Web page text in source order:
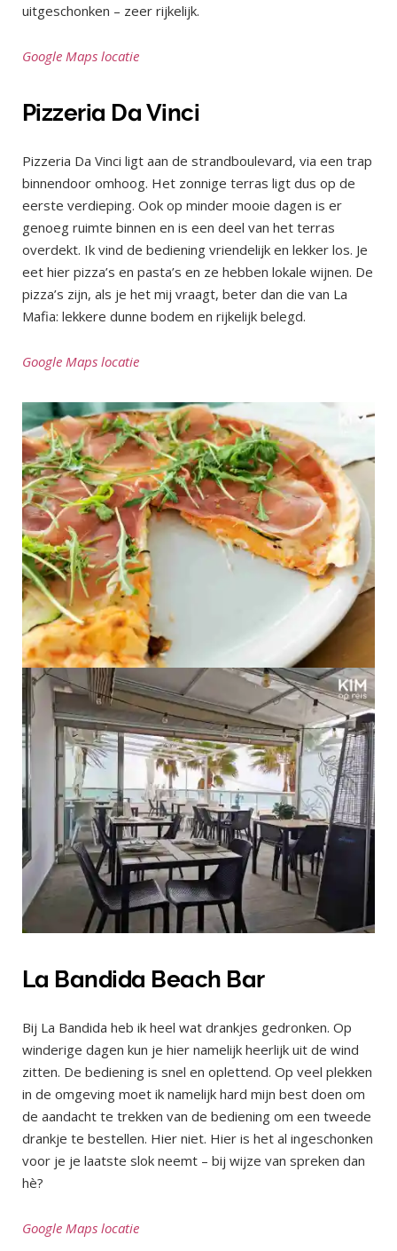
uitgeschonken – zeer rijkelijk.
Google Maps locatie
Pizzeria Da Vinci
Pizzeria Da Vinci ligt aan de strandboulevard, via een trap
binnendoor omhoog. Het zonnige terras ligt dus op de
eerste verdieping. Ook op minder mooie dagen is er
genoeg ruimte binnen en is een deel van het terras
overdekt. Ik vind de bediening vriendelijk en lekker los. Je
eet hier pizza’s en pasta’s en ze hebben lokale wijnen. De
pizza’s zijn, als je het mij vraagt, beter dan die van La
Mafia: lekkere dunne bodem en rijkelijk belegd.
Google Maps locatie
La Bandida Beach Bar
Bij La Bandida heb ik heel wat drankjes gedronken. Op
winderige dagen kun je hier namelijk heerlijk uit de wind
zitten. De bediening is snel en oplettend. Op veel plekken
in de omgeving moet ik namelijk hard mijn best doen om
de aandacht te trekken van de bediening om een tweede
drankje te bestellen. Hier niet. Hier is het al ingeschonken
voor je je laatste slok neemt – bij wijze van spreken dan
hè?
Google Maps locatie